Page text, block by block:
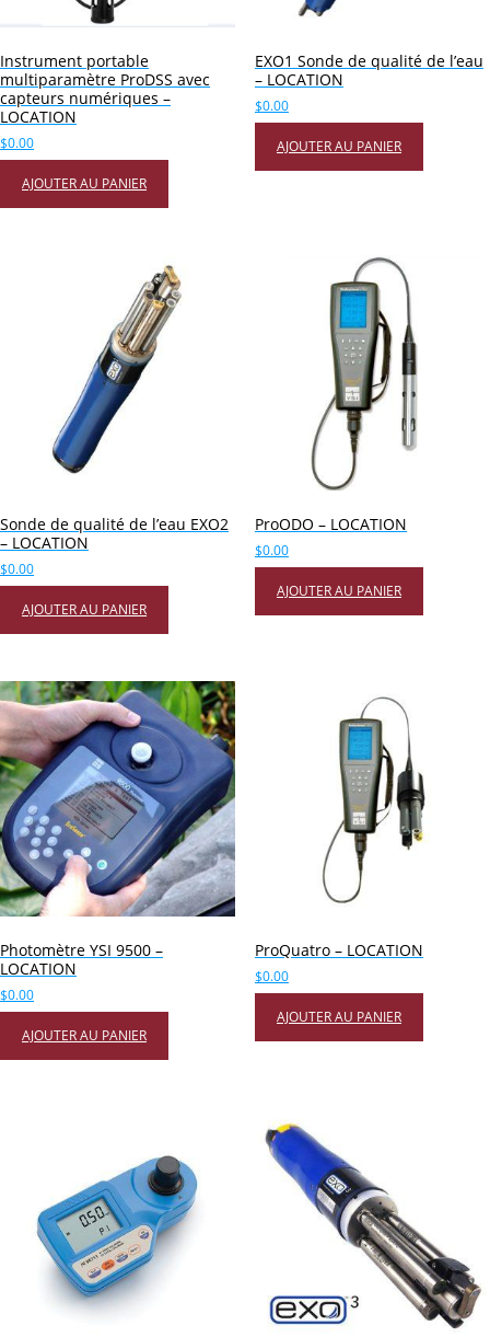
Instrument portable
multiparamètre ProDSS avec
capteurs numériques –
LOCATION
$0.00
AJOUTER AU PANIER
EXO1 Sonde de qualité de l’eau
– LOCATION
$0.00
AJOUTER AU PANIER
Sonde de qualité de l’eau EXO2
– LOCATION
$0.00
AJOUTER AU PANIER
ProODO – LOCATION
$0.00
AJOUTER AU PANIER
Photomètre YSI 9500 –
LOCATION
$0.00
AJOUTER AU PANIER
ProQuatro – LOCATION
$0.00
AJOUTER AU PANIER